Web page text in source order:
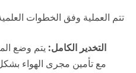
تتم العملية وفق الخطوات العلمية
التخدير الكامل: يتم وضع
مع تأمين مجرى الهواء